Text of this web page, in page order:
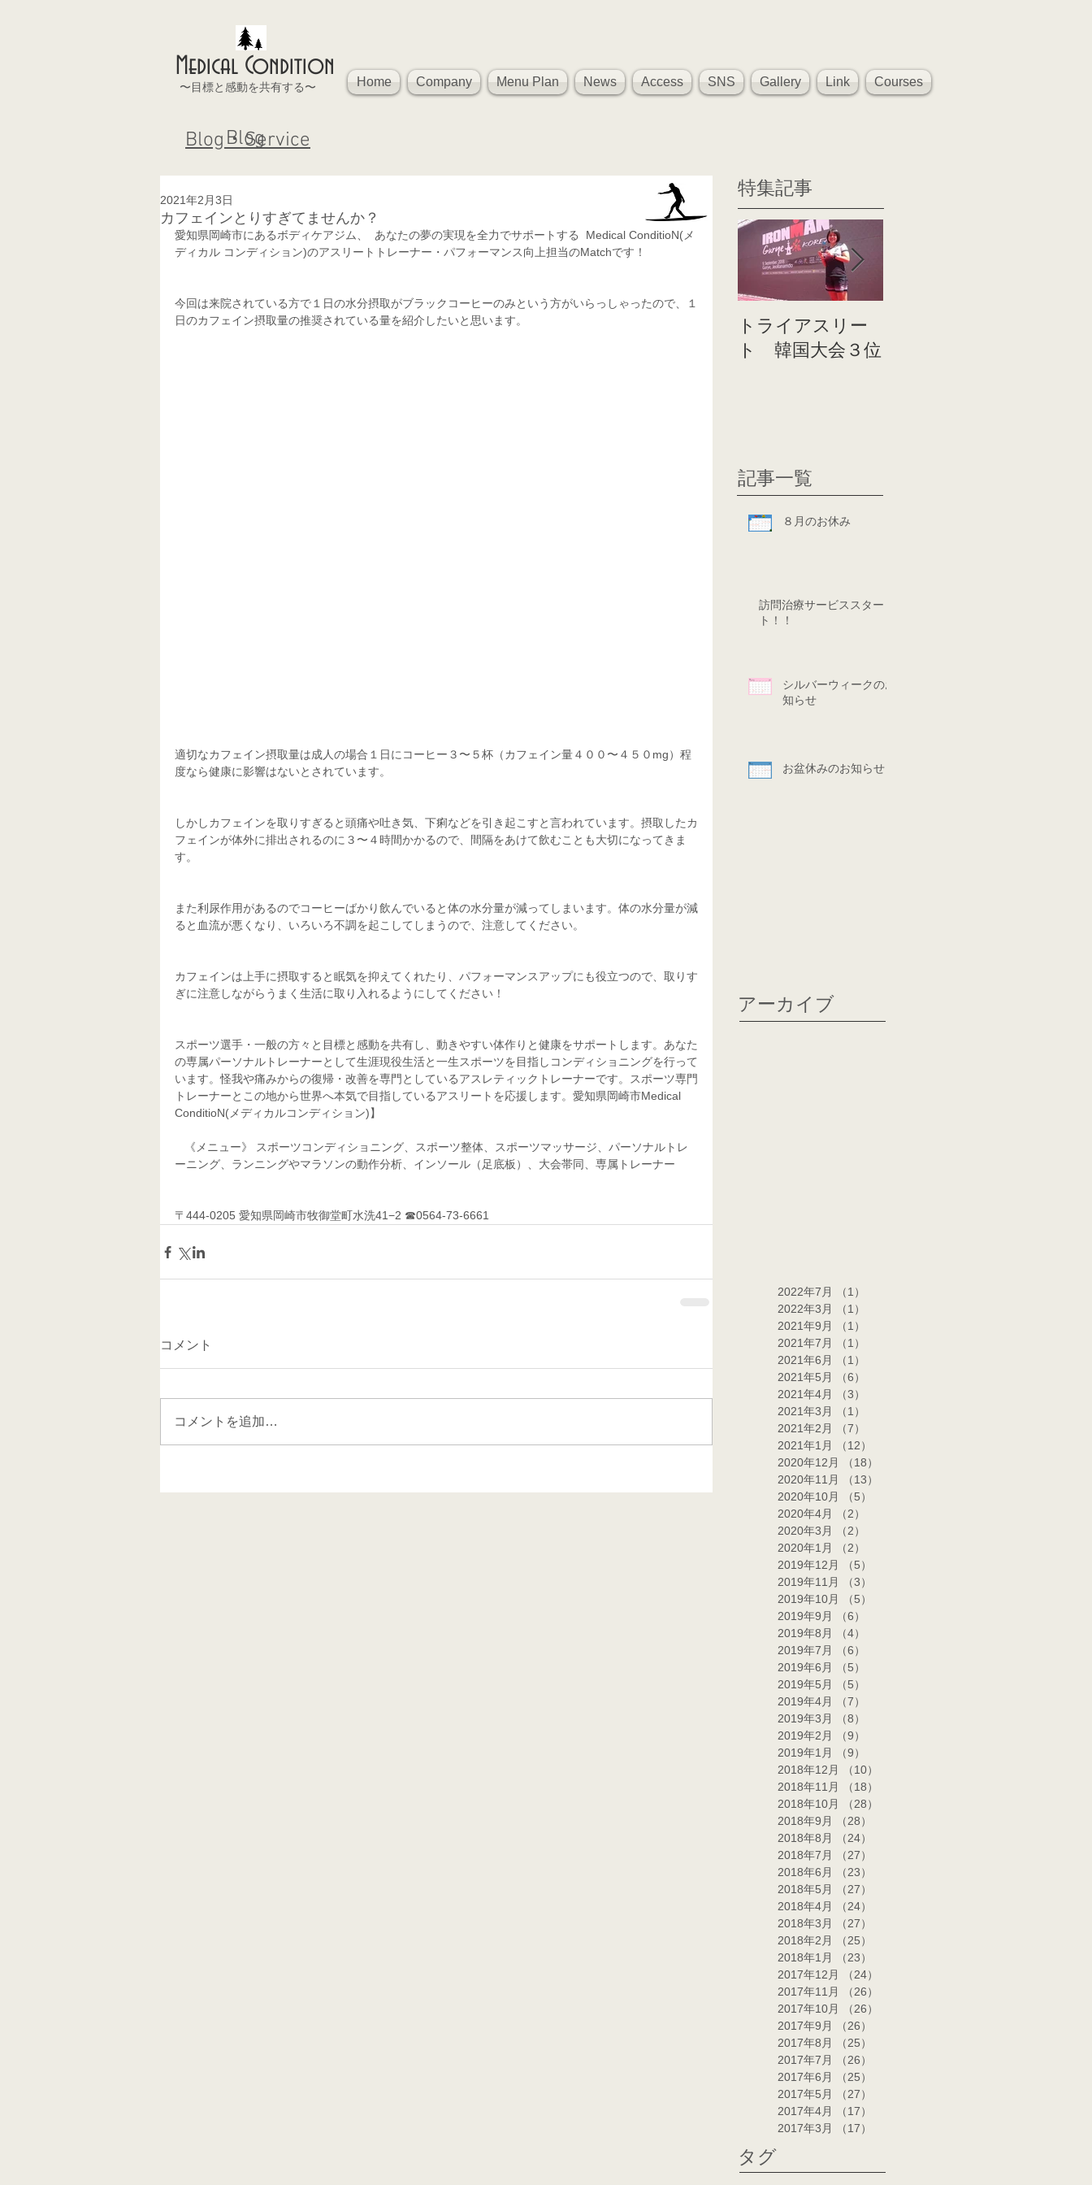
Medical Condition
〜目標と感動を共有する〜 Home Company Menu Plan News Access SNS Gallery Link Courses
Blog
Blog・Service
カフェインとりすぎてませんか？
2021年2月3日
愛知県岡崎市にあるボディケアジム、  あなたの夢の実現を全力でサポートする  Medical ConditioN(メ
ディカル コンディション)のアスリートトレーナー・パフォーマンス向上担当のMatchです！
今回は来院されている方で１日の水分摂取がブラックコーヒーのみという方がいらっしゃったので、１
日のカフェイン摂取量の推奨されている量を紹介したいと思います。
適切なカフェイン摂取量は成人の場合１日にコーヒー３〜５杯（カフェイン量４００〜４５０mg）程
度なら健康に影響はないとされています。
しかしカフェインを取りすぎると頭痛や吐き気、下痢などを引き起こすと言われています。摂取したカ
フェインが体外に排出されるのに３〜４時間かかるので、間隔をあけて飲むことも大切になってきま
す。
また利尿作用があるのでコーヒーばかり飲んでいると体の水分量が減ってしまいます。体の水分量が減
ると血流が悪くなり、いろいろ不調を起こしてしまうので、注意してください。
カフェインは上手に摂取すると眠気を抑えてくれたり、パフォーマンスアップにも役立つので、取りす
ぎに注意しながらうまく生活に取り入れるようにしてください！
スポーツ選手・一般の方々と目標と感動を共有し、動きやすい体作りと健康をサポートします。あなた
の専属パーソナルトレーナーとして生涯現役生活と一生スポーツを目指しコンディショニングを行って
います。怪我や痛みからの復帰・改善を専門としているアスレティックトレーナーです。スポーツ専門
トレーナーとこの地から世界へ本気で目指しているアスリートを応援します。愛知県岡崎市Medical
ConditioN(メディカルコンディション)】
ーニング、ランニングやマラソンの動作分析、インソール（足底板）、大会帯同、専属トレーナー
〒444-0205 愛知県岡崎市牧御堂町水洗41−2 ☎0564-73-6661
コメント
コメントを追加…
特集記事
トライアスリー
ト 韓国大会３位
記事一覧
８月のお休み
訪問治療サービススター
ト！！
シルバーウィークのお
知らせ
お盆休みのお知らせ
アーカイブ
2022年7月 （1）
2022年3月
（1）
2021年9月
（1）
2021年7月
（1）
2021年6月
（1）
2021年5月
（6）
2021年4月
（3）
2021年3月
（1）
2021年2月
（7）
2021年1月
（12）
2020年12月
（18）
2020年11月
（13）
2020年10月
（5）
2020年4月
（2）
2020年3月
（2）
2020年1月
（2）
2019年12月
（5）
2019年11月
（3）
2019年10月
（5）
2019年9月
（6）
2019年8月
（4）
2019年7月
（6）
2019年6月
（5）
2019年5月
（5）
2019年4月
（7）
2019年3月
（8）
2019年2月
（9）
2019年1月
（9）
2018年12月
（10）
2018年11月
（18）
2018年10月
（28）
2018年9月
（28）
2018年8月
（24）
2018年7月
（27）
2018年6月
（23）
2018年5月
（27）
2018年4月
（24）
2018年3月
（27）
2018年2月
（25）
2018年1月
（23）
2017年12月
（24）
2017年11月
（26）
2017年10月
（26）
2017年9月
（26）
2017年8月
（25）
2017年7月
（26）
2017年6月
（25）
2017年5月
（27）
2017年4月
（17）
2017年3月
（17）
タグ